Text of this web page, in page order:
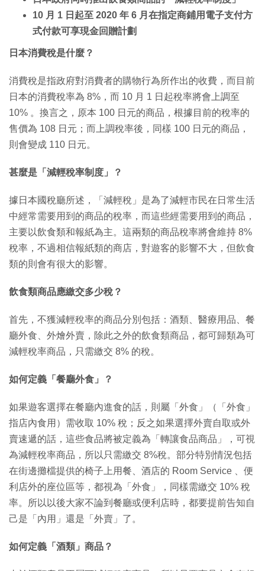
10 月 1 日起至 2020 年 6 月在指定商鋪用電子支付方
式付款可享現金回贈計劃
日本消費稅是什麼？
消費稅是指政府對消費者的購物行為所作出的收費，而目前
日本的消費稅率為 8%，而 10 月 1 日起稅率將會上調至
10% 。換言之，原本 100 日元的商品，根據目前的稅率的
售價為 108 日元；而上調稅率後，同樣 100 日元的商品，
則會變成 110 日元。
甚麼是「減輕稅率制度」？
據日本國稅廳所述，「減輕稅」是為了減輕市民在日常生活
中經常需要用到的商品的稅率，而這些經需要用到的商品，
主要以飲食類和報紙為主。這兩類的商品稅率將會維持 8%
稅率，不過相信報紙類的商店，對遊客的影響不大，但飲食
類的則會有很大的影響。
飲食類商品應繳交多少稅？
首先，不獲減輕稅率的商品分別包括：酒類、醫療用品、餐
廳外食、外燴外賣，除此之外的飲食類商品，都可歸類為可
減輕稅率商品，只需繳交 8% 的稅。
如何定義「餐廳外食」？
如果遊客選擇在餐廳內進食的話，則屬「外食」（「外食」
指店內食用）需收取 10% 稅；反之如果選擇外賣自取或外
賣速遞的話，這些食品將被定義為「轉讓食品商品」，可視
為減輕稅率商品，所以只需繳交 8%稅。部分特別情況包括
在街邊攤檔提供的椅子上用餐、酒店的 Room Service 、便
利店外的座位區等，都視為「外食」，同樣需繳交 10% 稅
率。所以以後大家不論到餐廳或便利店時，都要提前告知自
己是「內用」還是「外賣」了。
如何定義「酒類」商品？